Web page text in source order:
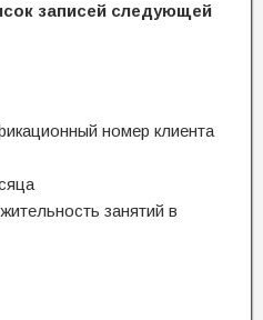
записей следующей
номер клиента
занятий в